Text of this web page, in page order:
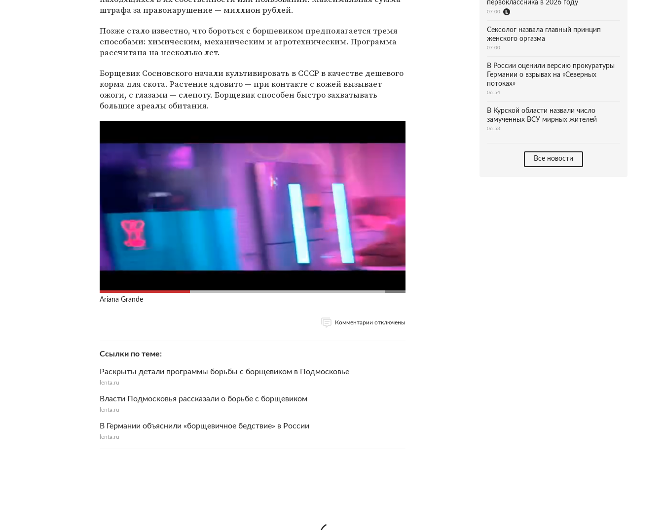
штрафа за правонарушение — миллион рублей.
Позже стало известно, что бороться с борщевиком предполагается тремя
способами: химическим, механическим и агротехническим. Программа
рассчитана на несколько лет.
Борщевик Сосновского начали культивировать в СССР в качестве дешевого
корма для скота. Растение ядовито — при контакте с кожей вызывает
ожоги, с глазами — слепоту. Борщевик способен быстро захватывать
большие ареалы обитания.
Ariana Grande
Комментарии отключены
Ссылки по теме
Раскрыты детали программы борьбы с борщевиком в Подмосковье
lenta.ru
Власти Подмосковья рассказали о борьбе с борщевиком
lenta.ru
В Германии объяснили «борщевичное бедствие» в России
lenta.ru
первоклассника в 2026 году
07:00
Сексолог назвала главный принцип
женского оргазма
07:00
В России оценили версию прокуратуры
Германии о взрывах на «Северных
потоках»
06:54
В Курской области назвали число
замученных ВСУ мирных жителей
06:53
Все новости